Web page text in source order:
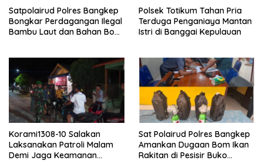
Satpolairud Polres Bangkep
Bongkar Perdagangan Ilegal
Bambu Laut dan Bahan Bom
Polsek Totikum Tahan Pria
Terduga Penganiaya Mantan
Istri di Banggai Kepulauan
Korami1308-10 Salakan
Laksanakan Patroli Malam
Demi Jaga Keamanan
Sat Polairud Polres Bangkep
Amankan Dugaan Bom Ikan
Rakitan di Pesisir Buko